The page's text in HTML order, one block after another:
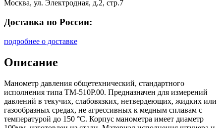
Москва, ул. Электродная, д.2, стр.7
Доставка по России:
подробнее о доставке
Описание
Манометр давления общетехнический, стандартного
исполнения типа ТМ-510Р.00. Предназначен для измерений
давлений в текучих, слабовязких, нетвердеющих, жидких или
газообразных средах, не агрессивных к медным сплавам с
температурой до 150 °С. Корпус манометра имеет диаметр